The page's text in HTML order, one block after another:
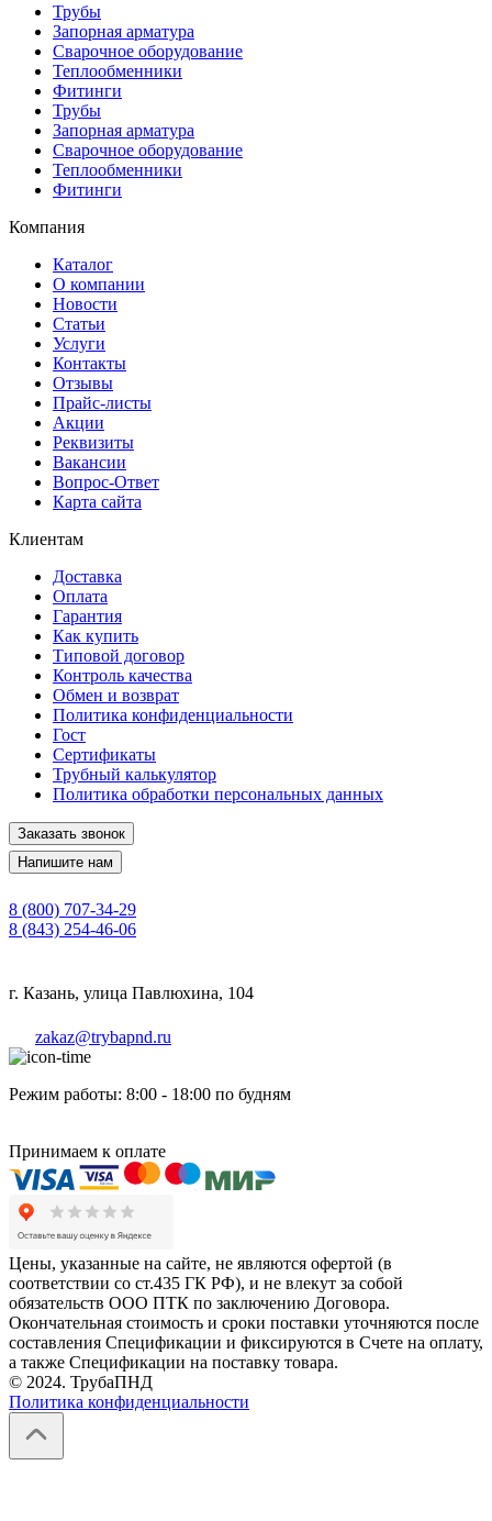
Трубы
Запорная арматура
Сварочное оборудование
Теплообменники
Фитинги
Трубы
Запорная арматура
Сварочное оборудование
Теплообменники
Фитинги
Компания
Каталог
О компании
Новости
Статьи
Услуги
Контакты
Отзывы
Прайс-листы
Акции
Реквизиты
Вакансии
Вопрос-Ответ
Карта сайта
Клиентам
Доставка
Оплата
Гарантия
Как купить
Типовой договор
Контроль качества
Обмен и возврат
Политика конфиденциальности
Гост
Сертификаты
Трубный калькулятор
Политика обработки персональных данных
Заказать звонок
Напишите нам
8 (800) 707-34-29
8 (843) 254-46-06
г. Казань, улица Павлюхина, 104
zakaz@trybapnd.ru
Режим работы: 8:00 - 18:00 по будням
Принимаем к оплате
Цены, указанные на сайте, не являются офертой (в
соответствии со ст.435 ГК РФ), и не влекут за собой
обязательств ООО ПТК по заключению Договора.
Окончательная стоимость и сроки поставки уточняются после
составления Спецификации и фиксируются в Счете на оплату,
а также Спецификации на поставку товара.
© 2024. ТрубаПНД
Политика конфиденциальности